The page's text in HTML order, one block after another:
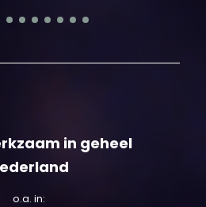
in geheel
o.a. in: